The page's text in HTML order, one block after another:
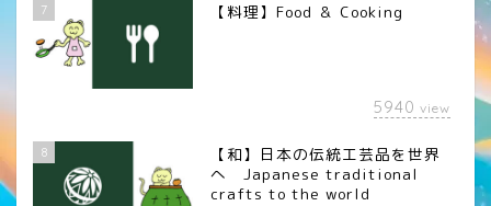
7 【料理】Food ＆ Cooking
5940 view
8
【和】日本の伝統工芸品を世界
へ Japanese traditional
crafts to the world